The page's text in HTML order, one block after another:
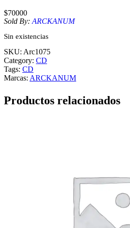
$70000
Sold By: ARCKANUM
Sin existencias
SKU: Arc1075
Category: CD
Tags: CD
Marcas: ARCKANUM
Productos relacionados